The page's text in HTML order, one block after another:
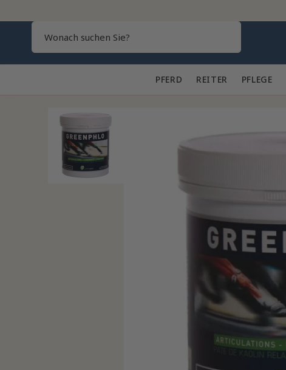
PFERD 🐎 REITER 👕 PFLEGE 🪮